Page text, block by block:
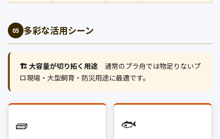
05 多彩な活用シーン
🏗️ 大容量が切り拓く用途 通常のプラ舟では物足りないプ
ロ現場・大型飼育・防災用途に最適です。
🧱 🐟